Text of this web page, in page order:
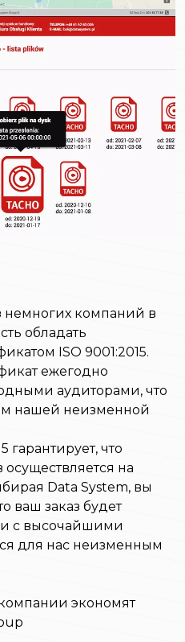
немногих компаний в
обладать
ISO 9001:2015.
ежегодно
аудиторами, что
нашей неизменной
гарантирует, что
на
Data System, вы
ваш заказ будет
с высочайшими
для нас неизменным
экономят